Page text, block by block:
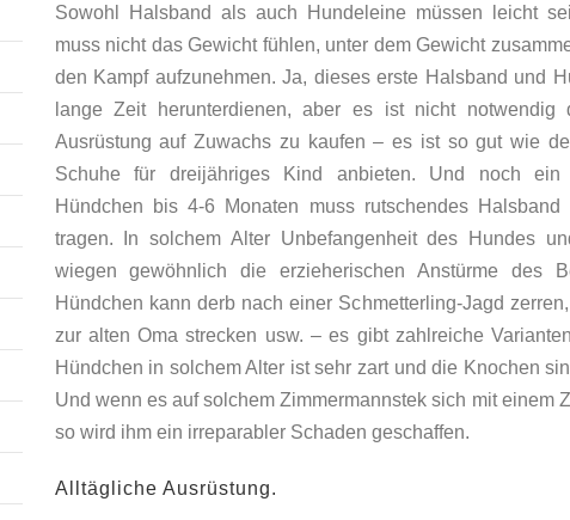
Sowohl Halsband als auch Hundeleine müssen leicht
muss nicht das Gewicht fühlen, unter dem Gewicht
den Kampf aufzunehmen. Ja, dieses erste Halsband und
lange Zeit herunterdienen, aber es ist nicht notwendig
Ausrüstung auf Zuwachs zu kaufen – es ist so gut wie
Schuhe für dreijähriges Kind anbieten. Und noch ein
Hündchen bis 4-6 Monaten muss rutschendes Halsband
tragen. In solchem Alter Unbefangenheit des Hundes
wiegen gewöhnlich die erzieherischen Anstürme des
Hündchen kann derb nach einer Schmetterling-Jagd
zur alten Oma strecken usw. – es gibt zahlreiche
Hündchen in solchem Alter ist sehr zart und die Knochen
Und wenn es auf solchem Zimmermannstek sich mit einem
so wird ihm ein irreparabler Schaden geschaffen.
Alltägliche Ausrüstung.